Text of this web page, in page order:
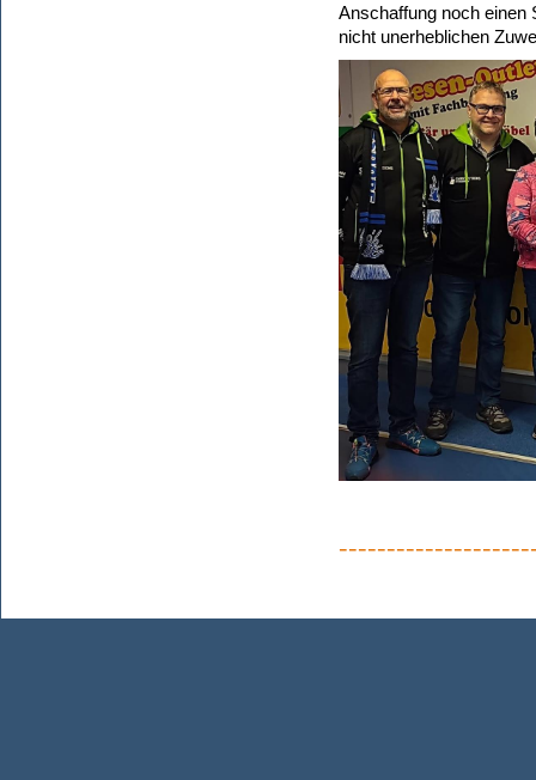
Anschaffung noch einen
nicht unerheblichen